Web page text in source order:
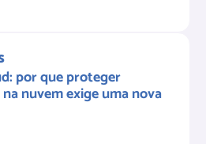
por que proteger
nuvem exige uma nova